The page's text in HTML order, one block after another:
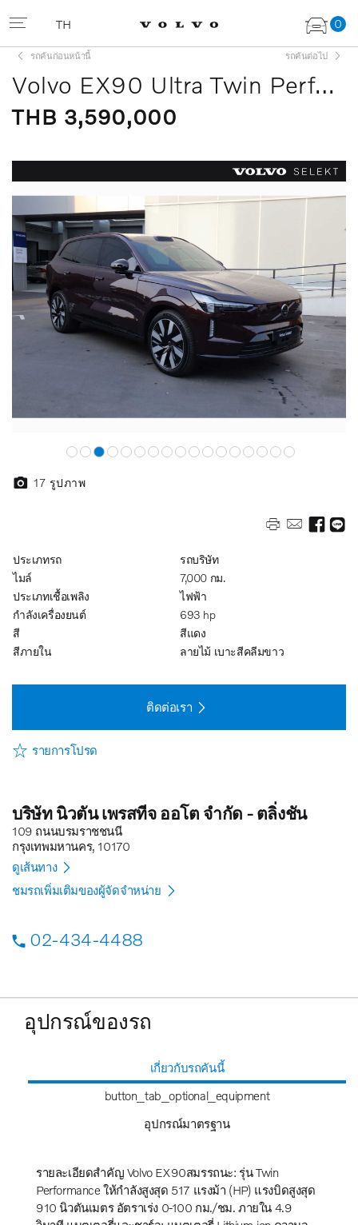
0
TH
รถคันก่อนหน้านี้ รถคันต่อไป
Volvo EX90 Ultra Twin Performance 7 seats
THB 3,590,000
17 รูปภาพ
ประเภทรถ
รถบริษัท
ไมล์
7,000 กม.
ประเภทเชื้อเพลิง
ไฟฟ้า
กำลังเครื่องยนต์
693 hp
สี
สีแดง
สีภายใน
ลายไม้ เบาะสีคลีมขาว
ติดต่อเรา
รายการโปรด
บริษัท นิวตัน เพรสทีจ ออโต จำกัด - ตลิ่งชัน
109 ถนนบรมราชชนนี
กรุงเทพมหานคร, 10170
ดูเส้นทาง
ชมรถเพิ่มเติมของผู้จัดจำหน่าย
02-434-4488
อุปกรณ์ของรถ
เกี่ยวกับรถคันนี้
button_tab_optional_equipment
อุปกรณ์มาตรฐาน
รายละเอียดสำคัญ Volvo EX90สมรรถนะ: รุ่น Twin
Performance ให้กำลังสูงสุด 517 แรงม้า (HP) แรงบิดสูงสุด
910 นิวตันเมตร อัตราเร่ง 0-100 กม./ชม. ภายใน 4.9